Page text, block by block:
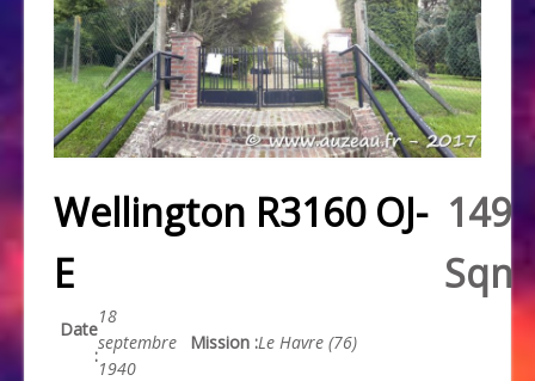
Wellington R3160 OJ-
E
149
Sqn
Date
:
18
septembre
1940
Mission :Le Havre (76)